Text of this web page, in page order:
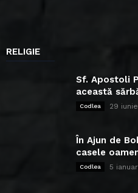
RELIGIE
Sf. Apostoli
această
Codlea 29
În Ajun de
casele
Codlea 5